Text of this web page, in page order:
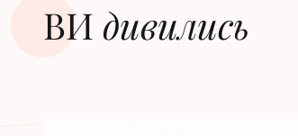
ВИ дивилиcь